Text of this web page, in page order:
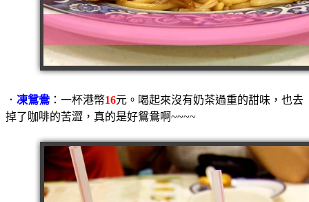
． 凍鴛鴦 ：一杯港幣16元。喝起來沒有奶茶過重的甜味，也去
掉了咖啡的苦澀，真的是好鴛鴦啊~~~~